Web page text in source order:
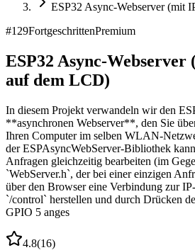
ESP32 Async-Webserver (mit
#129FortgeschrittenPremium
ESP32 Async-
auf dem LCD)
In diesem Projekt verwandeln wir den
**asynchronen Webserver**, den Sie
Ihren Computer im selben WLAN-
der ESPAsyncWebServer-Bibliothek
Anfragen gleichzeitig bearbeiten (im
`WebServer.h`, der bei einer einzigen
über den Browser eine Verbindung zur
`/control` herstellen und durch Drücken
GPIO 5 anges
4.8(16)